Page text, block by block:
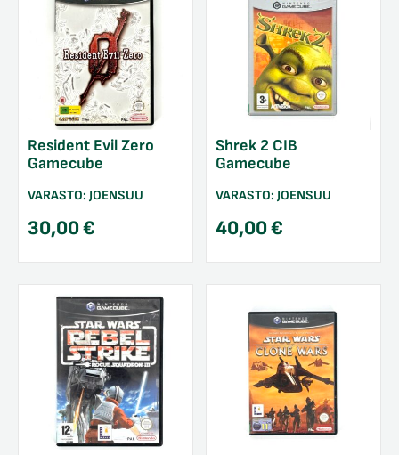
Resident Evil Zero
Gamecube
VARASTO: JOENSUU
30,00€
Shrek 2 CIB
Gamecube
VARASTO: JOENSUU
40,00€